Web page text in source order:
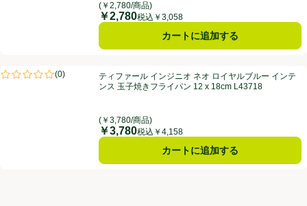
(￥2,780/商品)
価格
￥2,780税込￥3,058
カートに追加する
ティファール インジニオ ネオ ロイヤルブルー インテンス 玉子焼き
(0)
評価は0件のレビューで5点中0.0点。ティファール インジニオ ネオ ロイヤルブルー インテ
ンス 玉子焼きフライパン 12 x 18cm L43718
(￥3,780/商品)
価格
￥3,780税込￥4,158
カートに追加する